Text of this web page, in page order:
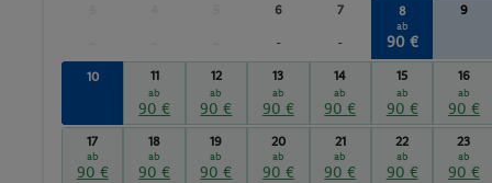
6
-
7
-
8
ab
90 €
9
10 11
ab
90 €
12
ab
90 €
13
ab
90 €
14
ab
90 €
15
ab
90 €
16
ab
90 €
17
ab
90 €
18
ab
90 €
19
ab
90 €
20
ab
90 €
21
ab
90 €
22
ab
90 €
23
ab
90 €